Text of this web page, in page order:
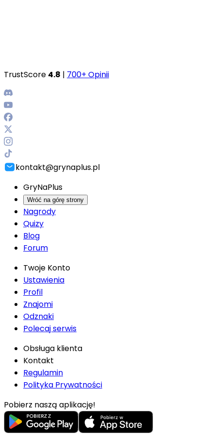
TrustScore 4.8 | 700+ Opinii
kontakt@grynaplus.pl
GryNaPlus
Wróć na górę strony
Nagrody
Quizy
Blog
Forum
Twoje Konto
Ustawienia
Profil
Znajomi
Odznaki
Polecaj serwis
Obsługa klienta
Kontakt
Regulamin
Polityka Prywatności
Pobierz naszą aplikację!